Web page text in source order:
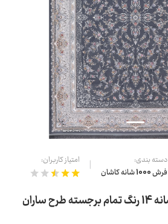
دسته بندی:
فرش 1000 شانه کاشان
امتیاز کاربران:
فرش ماشینی 1000 شانه 14 رنگ تمام برجسته طرح ساران